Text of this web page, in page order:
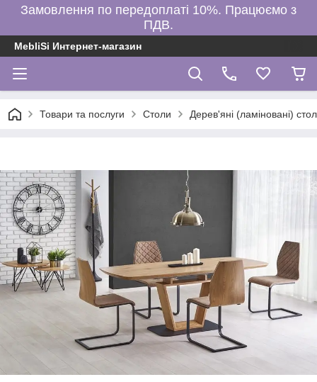
Замовлення по передоплаті 10%. Працюємо з
ПДВ.
MebliSi Интернет-магазин
Товари та послуги Столи Дерев'яні (ламіновані)